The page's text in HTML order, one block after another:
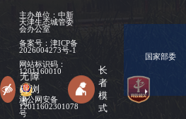
主办单位：中新
天津生态城管委
会办公室
备案号： 津ICP备
2026004273号-1
网站标识码：
1201160010
津公网安备
12011602301078
号
无障
碍浏
览
长
者
模
式
国家部委